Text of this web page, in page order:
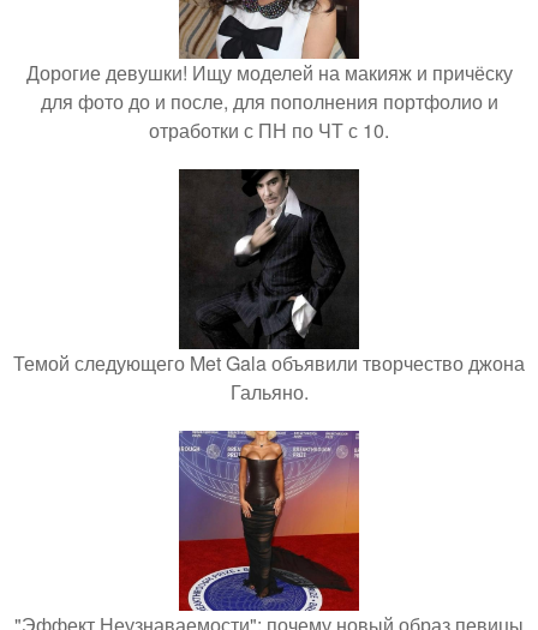
Дорогие девушки! Ищу моделей на макияж и причёску
для фото до и после, для пополнения портфолио и
отработки с ПН по ЧТ с 10.
Темой следующего Met Gala объявили творчество джона
Гальяно.